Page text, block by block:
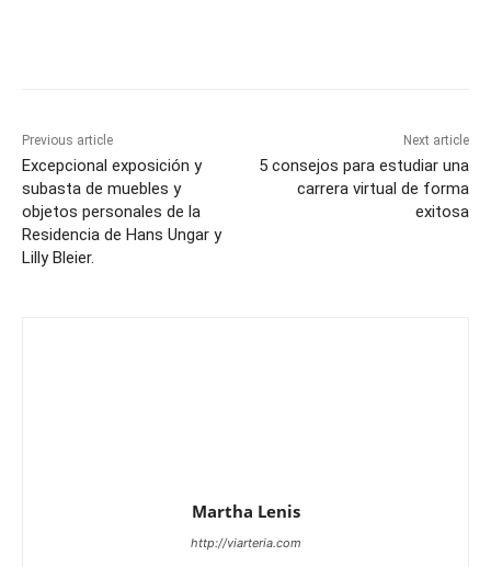
Previous article
Excepcional exposición y
subasta de muebles y
objetos personales de la
Residencia de Hans Ungar y
Lilly Bleier.
Next article
5 consejos para estudiar una
carrera virtual de forma
exitosa
Martha Lenis
http://viarteria.com